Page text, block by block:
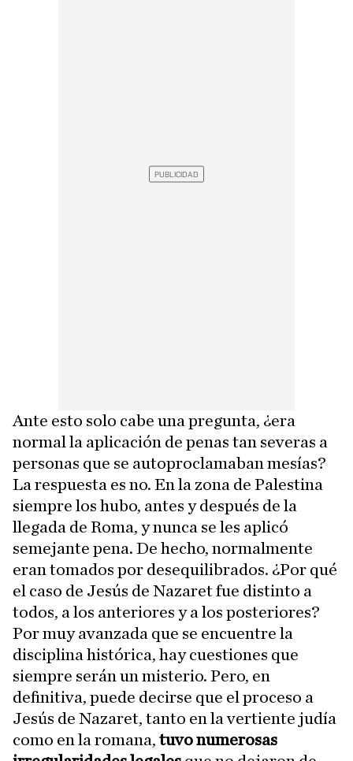
Ante esto solo cabe una pregunta, ¿era
normal la aplicación de penas tan severas a
personas que se autoproclamaban mesías?
La respuesta es no. En la zona de Palestina
siempre los hubo, antes y después de la
llegada de Roma, y nunca se les aplicó
semejante pena. De hecho, normalmente
eran tomados por desequilibrados. ¿Por qué
el caso de Jesús de Nazaret fue distinto a
todos, a los anteriores y a los posteriores?
Por muy avanzada que se encuentre la
disciplina histórica, hay cuestiones que
siempre serán un misterio. Pero, en
definitiva, puede decirse que el proceso a
Jesús de Nazaret, tanto en la vertiente judía
como en la romana, tuvo numerosas